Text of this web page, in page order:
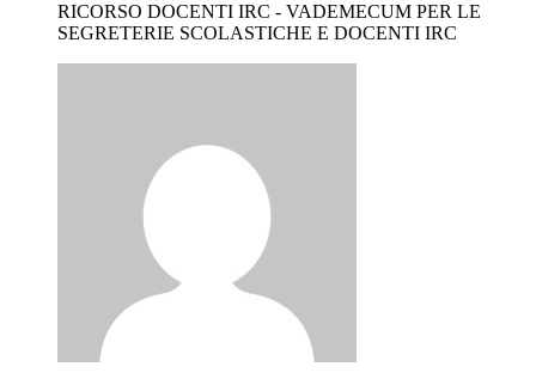
RICORSO DOCENTI IRC - VADEMECUM PER LE
SEGRETERIE SCOLASTICHE E DOCENTI IRC